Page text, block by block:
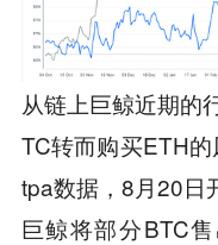
从链上巨鲸近期的
TC转而购买ETH
tpa数据，8月20日
巨鲸将部分BTC